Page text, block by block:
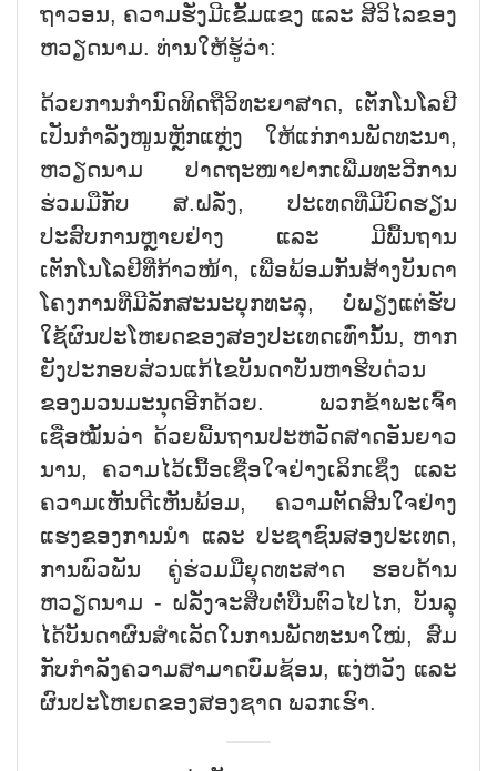
ຖາວອນ, ຄວາມຮັ່ງມີເຂັ້ມແຂງ ແລະ ສີວິໄລຂອງ
ຫວຽດນາມ. ທ່ານໃຫ້ຮູ້ວ່າ:
ດ້ວຍການກຳນົດທິດຖືວິທະຍາສາດ, ເຕັກໂນໂລຢີ
ເປັນກຳລັງໜູນຫຼັກແຫຼ່ງ ໃຫ້ແກ່ການພັດທະນາ,
ຫວຽດນາມ ປາດຖະໜາຢາກເພີ່ມທະວີການ
ຮ່ວມມືກັບ ສ.ຝລັ່ງ, ປະເທດທີ່ມີບົດຮຽນ
ປະສົບການຫຼາຍຢ່າງ ແລະ ມີພື້ນຖານ
ເຕັກໂນໂລຢີທີ່ກ້າວໜ້າ, ເພື່ອພ້ອມກັນສ້າງບັນດາ
ໂຄງການທີ່ມີລັກສະນະບຸກທະລຸ, ບໍ່ພຽງແຕ່ຮັບ
ໃຊ້ຜົນປະໂຫຍດຂອງສອງປະເທດເທົ່ານັ້ນ, ຫາກ
ຍັງປະກອບສ່ວນແກ້ໄຂບັນດາບັນຫາຮີບດ່ວນ
ຂອງມວນມະນຸດອີກດ້ວຍ. ພວກຂ້າພະເຈົ້າ
ເຊື່ອໝັ້ນວ່າ ດ້ວຍພື້ນຖານປະຫວັດສາດອັນຍາວ
ນານ, ຄວາມໄວ້ເນື້ອເຊື່ອໃຈຢ່າງເລິກເຊິ່ງ ແລະ
ຄວາມເຫັນດີເຫັນພ້ອມ, ຄວາມຕັດສິນໃຈຢ່າງ
ແຮງຂອງການນຳ ແລະ ປະຊາຊົນສອງປະເທດ,
ການພົວພັນ ຄູ່ຮ່ວມມືຍຸດທະສາດ ຮອບດ້ານ
ຫວຽດນາມ - ຝລັ່ງຈະສືບຕໍ່ບືນຕົວໄປໄກ, ບັນລຸ
ໄດ້ບັນດາຜົນສຳເລັດໃນການພັດທະນາໃໝ່, ສົມ
ກັບກຳລັງຄວາມສາມາດບົ່ມຊ້ອນ, ແງ່ຫວັງ ແລະ
ຜົນປະໂຫຍດຂອງສອງຊາດ ພວກເຮົາ.